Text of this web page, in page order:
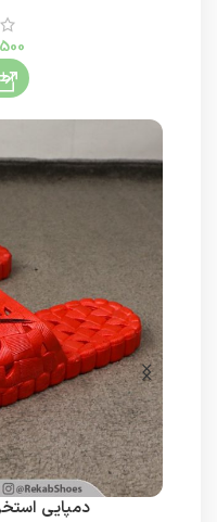
دمپایی